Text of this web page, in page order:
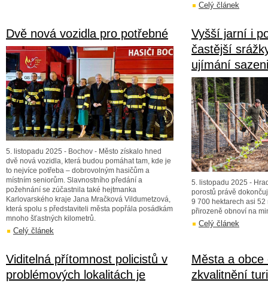
Celý článek
Dvě nová vozidla pro potřebné
5. listopadu 2025 - Bochov - Město získalo hned
dvě nová vozidla, která budou pomáhat tam, kde je
to nejvíce potřeba – dobrovolným hasičům a
místním seniorům. Slavnostního předání a
požehnání se zúčastnila také hejtmanka
Karlovarského kraje Jana Mračková Vildumetzová,
která spolu s představiteli města popřála posádkám
mnoho šťastných kilometrů.
Celý článek
Vyšší jarní i
častější
ujímání
5. listopadu 2025 -
porostů právě
9 700 hektarech asi
přirozeně obnoví na
Celý článek
Viditelná přítomnost policistů v
problémových lokalitách je
Města a
zkvalitnění